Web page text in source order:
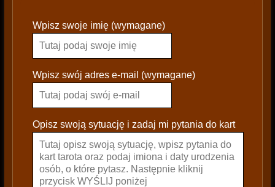
l
a
s
e
a
Wpisz swoje imię (wymagane)
Wpisz swój adres e-mail (wymagane)
Opisz swoją sytuację i zadaj mi pytania do kart